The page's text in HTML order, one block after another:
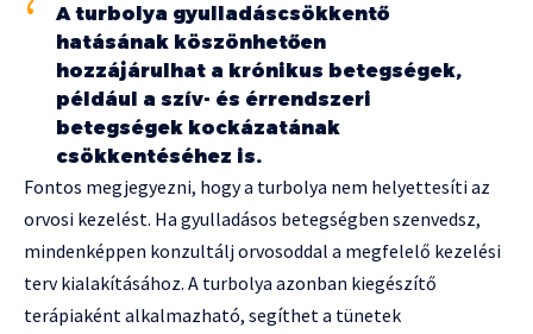
A turbolya gyulladáscsökkentő
hatásának köszönhetően
hozzájárulhat a krónikus betegségek,
például a szív- és érrendszeri
betegségek kockázatának
csökkentéséhez is.
Fontos megjegyezni, hogy a turbolya nem helyettesíti az
orvosi kezelést. Ha gyulladásos betegségben szenvedsz,
mindenképpen konzultálj orvosoddal a megfelelő kezelési
terv kialakításához. A turbolya azonban kiegészítő
terápiaként alkalmazható, segíthet a tünetek